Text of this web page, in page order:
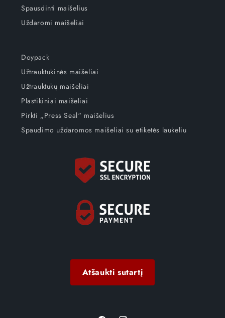
Spausdinti maišelius
Uždaromi maišeliai
Doypack
Užtrauktukinės maišeliai
Užtrauktukų maišeliai
Plastikiniai maišeliai
Pirkti „Press Seal“ maišelius
Spaudimo uždaromos maišeliai su etiketės laukeliu
Atšaukti sutartį